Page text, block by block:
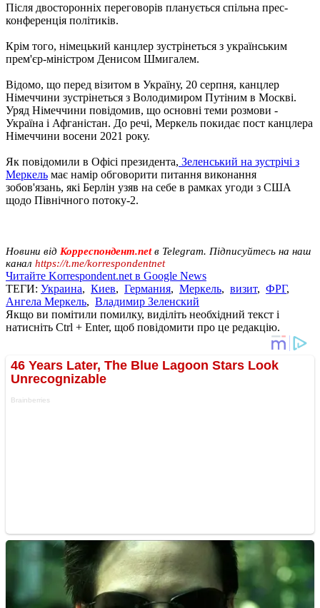
Після двосторонніх переговорів планується спільна прес-
конференція політиків.
Крім того, німецький канцлер зустрінеться з українським
прем'єр-міністром Денисом Шмигалем.
Відомо, що перед візитом в Україну, 20 серпня, канцлер
Німеччини зустрінеться з Володимиром Путіним в Москві.
Уряд Німеччини повідомив, що основні теми розмови -
Україна і Афганістан. До речі, Меркель покидає пост канцлера
Німеччини восени 2021 року.
Як повідомили в Офісі президента, Зеленський на зустрічі з
Меркель має намір обговорити питання виконання
зобов'язань, які Берлін узяв на себе в рамках угоди з США
щодо Північного потоку-2.
Новини від Корреспондент.netв Telegram. Підписуйтесь на наш
канал https://t.me/korrespondentnet
Читайте Korrespondent.net в Google News
ТЕГИ: Украина, Киев, Германия, Меркель, визит, ФРГ,
Ангела Меркель, Владимир Зеленский
Якщо ви помітили помилку, виділіть необхідний текст і
натисніть Ctrl + Enter, щоб повідомити про це редакцію.